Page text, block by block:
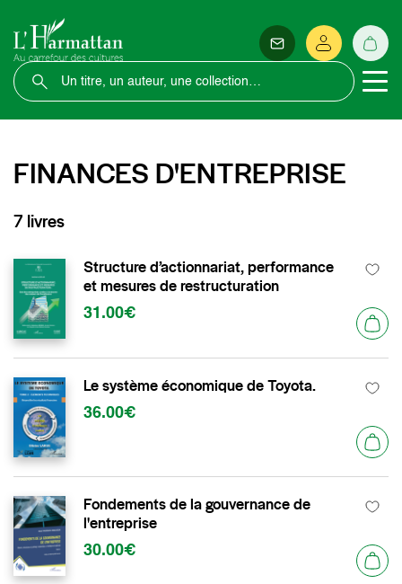
FINANCES D'ENTREPRISE
7 livres
Structure d’actionnariat, performance
et mesures de restructuration
31.00€
Le système économique de Toyota.
36.00€
Fondements de la gouvernance de
l'entreprise
30.00€